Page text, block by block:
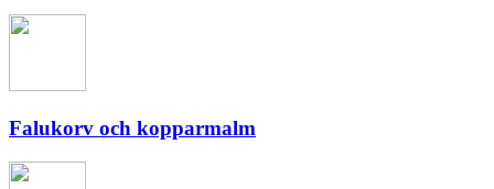
Falukorv och kopparmalm